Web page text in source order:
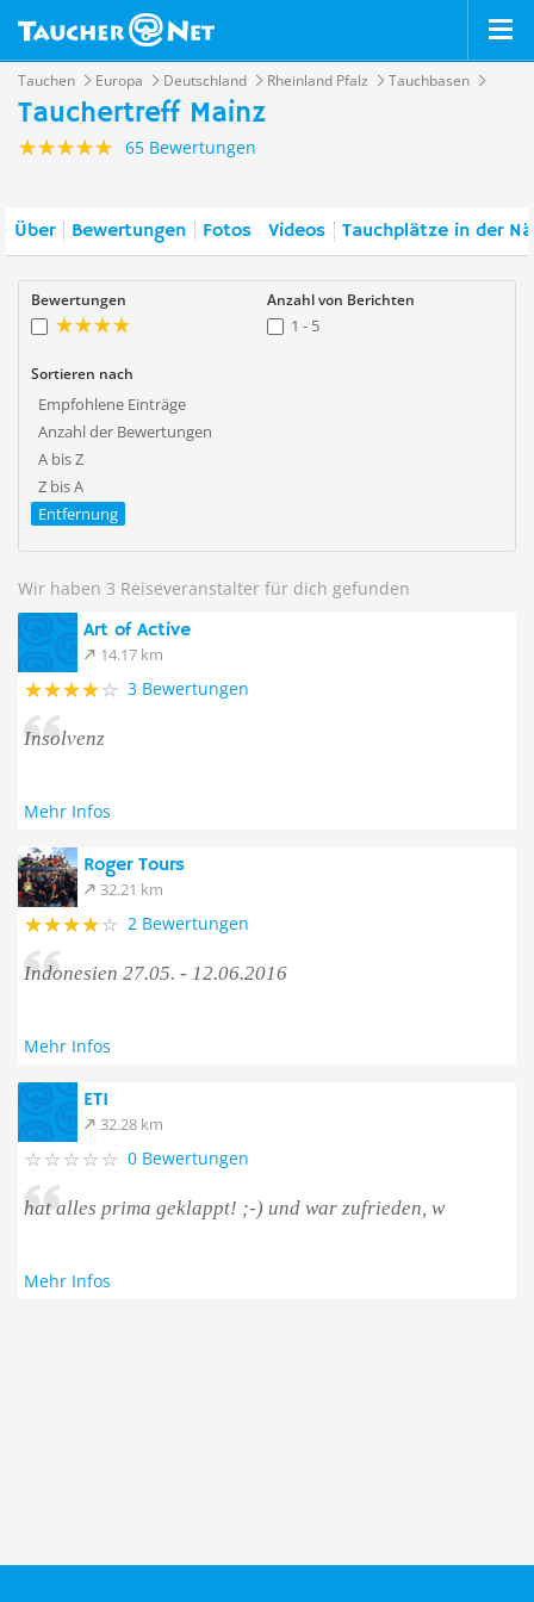
Tauchen Europa Deutschland Rheinland Pfalz Tauchbasen
Tauchertreff Mainz
65 Bewertungen
Über Bewertungen Fotos Videos Tauchplätze in der
Bewertungen Anzahl von Berichten
1 - 5
Sortieren nach
Empfohlene Einträge
Anzahl der Bewertungen
A bis Z
Z bis A
Entfernung
Wir haben 3 Reiseveranstalter für dich gefunden
Art of Active
14.17 km
3 Bewertungen
Insolvenz
Mehr Infos
Roger Tours
32.21 km
2 Bewertungen
Indonesien 27.05. - 12.06.2016
Mehr Infos
ETI
32.28 km
0 Bewertungen
hat alles prima geklappt! ;-) und war zufrieden, w
Mehr Infos